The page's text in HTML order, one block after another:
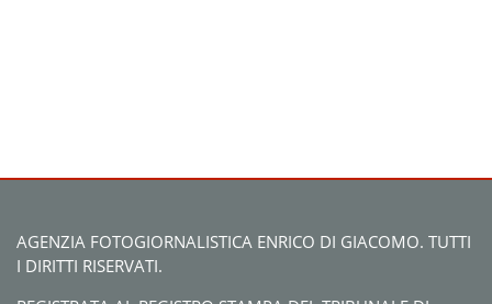
AGENZIA FOTOGIORNALISTICA ENRICO DI GIACOMO. TUTTI
I DIRITTI RISERVATI.